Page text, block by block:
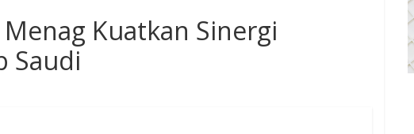
Kuatkan Sinergi
Saudi